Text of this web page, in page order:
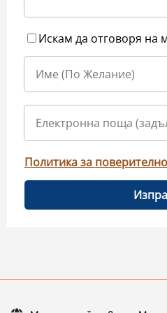
Искам да отговоря на
Политика за